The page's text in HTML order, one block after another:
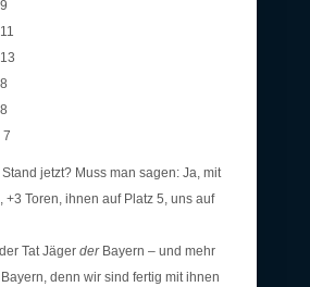
7
jetzt? Muss man sagen: Ja, mit
+3 Toren, ihnen auf Platz 5, uns auf
Tat Jäger derBayern – und mehr
denn wir sind fertig mit ihnen